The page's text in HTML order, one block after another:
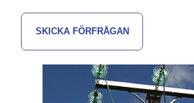
SKICKA FÖRFRÅGAN